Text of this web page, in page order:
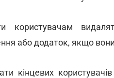
користувачам
або додаток, якщо
кінцевих